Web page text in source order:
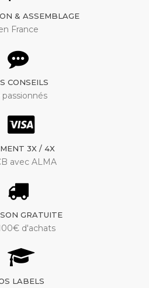
& ASSEMBLAGE
France
CONSEILS
passionnés
3X / 4X
avec ALMA
GRATUITE
d'achats
LABELS